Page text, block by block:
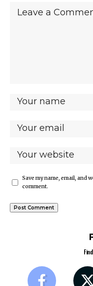
Save my name, email, and
comment.